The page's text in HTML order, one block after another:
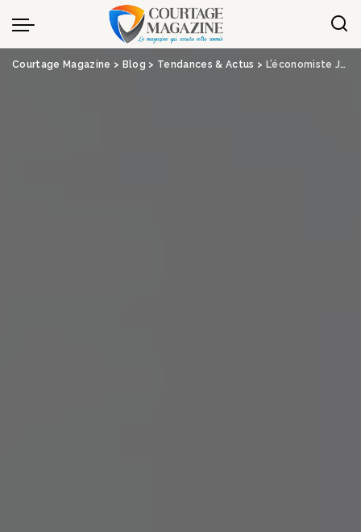
Panneau de gestion des cookies
Courtage Magazine > Blog > Tendances & Actus > L’économiste Jézabel Couppey-Soubeyran explique le b.a.-ba de la monnaie